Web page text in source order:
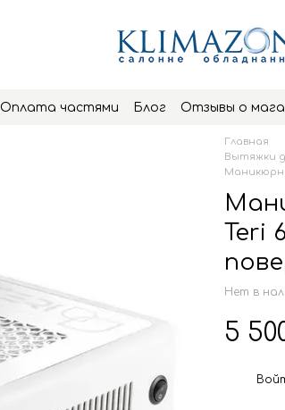
Оплата частями Блог Отзывы о
Главная
Вытяжки
Teri
Нет в
5